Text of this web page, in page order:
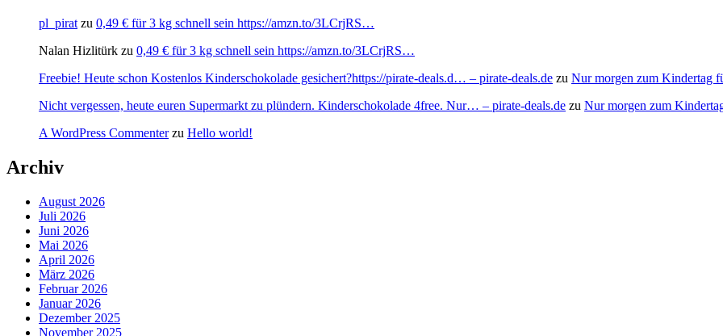
pl_pirat zu 0,49 € für 3 kg schnell sein https://amzn.to/3LCrjRS…
Nalan Hizlitürk zu 0,49 € für 3 kg schnell sein https://amzn.to/3LCrjRS…
Freebie! Heute schon Kostenlos Kinderschokolade gesichert?https://pirate-deals.d… – pirate-deals.de zu Nur morgen zum Kindertag
Nicht vergessen, heute euren Supermarkt zu plündern. Kinderschokolade 4free. Nur… – pirate-deals.de zu Nur morgen zum
A WordPress Commenterzu Hello world!
Archiv
August 2026
Juli 2026
Juni 2026
Mai 2026
April 2026
März 2026
Februar 2026
Januar 2026
Dezember 2025
November 2025